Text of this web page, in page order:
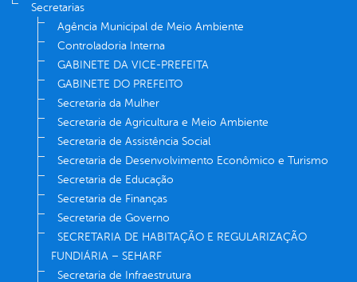
Secretarias
Agência Municipal de Meio Ambiente
Controladoria Interna
GABINETE DA VICE-PREFEITA
GABINETE DO PREFEITO
Secretaria da Mulher
Secretaria de Agricultura e Meio Ambiente
Secretaria de Assistência Social
Secretaria de Desenvolvimento Econômico e Turismo
Secretaria de Educação
Secretaria de Finanças
Secretaria de Governo
SECRETARIA DE HABITAÇÃO E REGULARIZAÇÃO
FUNDIÁRIA – SEHARF
Secretaria de Infraestrutura